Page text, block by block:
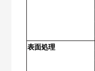
表面処理